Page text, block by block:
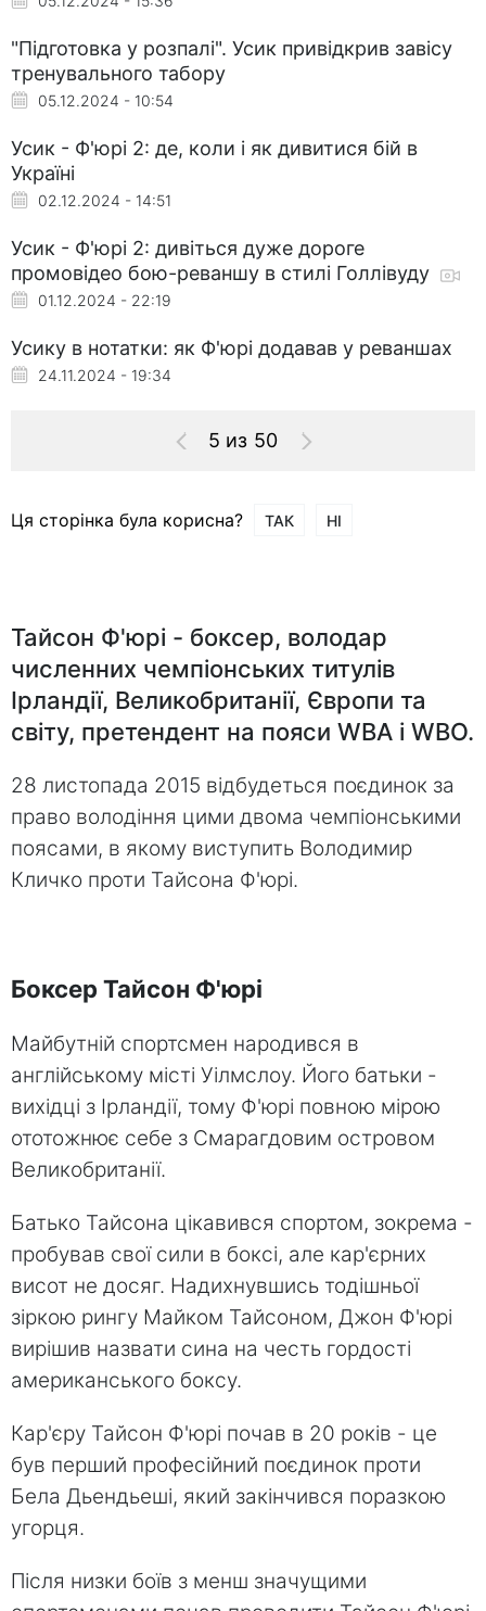
"Підготовка у розпалі". Усик привідкрив завісу
тренувального табору
05.12.2024 - 10:54
Усик - Ф'юрі 2: де, коли і як дивитися бій в
Україні
02.12.2024 - 14:51
Усик - Ф'юрі 2: дивіться дуже дороге
промовідео бою-реваншу в стилі Голлівуду
01.12.2024 - 22:19
Усику в нотатки: як Ф'юрі додавав у реваншах
24.11.2024 - 19:34
5 из 50
Ця сторінка була корисна? ТАК НІ
Тайсон Ф'юрі - боксер, володар
численних чемпіонських титулів
Ірландії, Великобританії, Європи та
світу, претендент на пояси WBA і WBO.
28 листопада 2015 відбудеться поєдинок за
право володіння цими двома чемпіонськими
поясами, в якому виступить Володимир
Кличко проти Тайсона Ф'юрі.
Боксер Тайсон Ф'юрі
Майбутній спортсмен народився в
англійському місті Уілмслоу. Його батьки -
вихідці з Ірландії, тому Ф'юрі повною мірою
ототожнює себе з Смарагдовим островом
Великобританії.
Батько Тайсона цікавився спортом, зокрема -
пробував свої сили в боксі, але кар'єрних
висот не досяг. Надихнувшись тодішньої
зіркою рингу Майком Тайсоном, Джон Ф'юрі
вирішив назвати сина на честь гордості
американського боксу.
Кар'єру Тайсон Ф'юрі почав в 20 років - це
був перший професійний поєдинок проти
Бела Дьендьеші, який закінчився поразкою
угорця.
Після низки боїв з менш значущими